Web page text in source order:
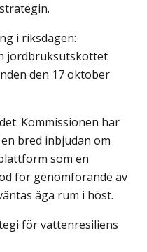
i riksdagen:
jordbruksutskottet
den 17 oktober
Kommissionen har
bred inbjudan om
som en
för genomförande av
äga rum i höst.
för vattenresiliens